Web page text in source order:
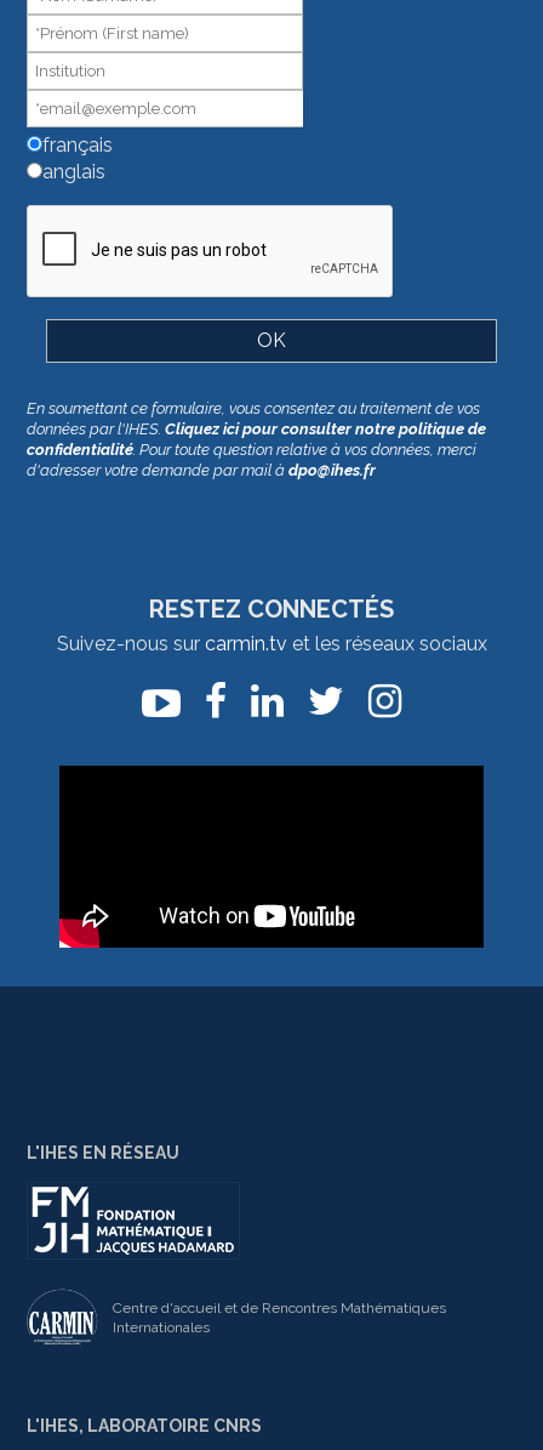
français
anglais
ne
remplissez
pas
ce
champ.
En soumettant ce formulaire, vous consentez au traitement de vos
données par l'IHES.Cliquez ici pour consulter notre politique de
confidentialité . Pour toute question relative à vos données, merci
d'adresser votre demande par mail àdpo@ihes.fr
RESTEZ CONNECTÉS
Suivez-nous sur carmin.tv et les réseaux sociaux
L'IHES EN RÉSEAU
Centre d'accueil et de Rencontres Mathématiques
Internationales
L'IHES, LABORATOIRE CNRS